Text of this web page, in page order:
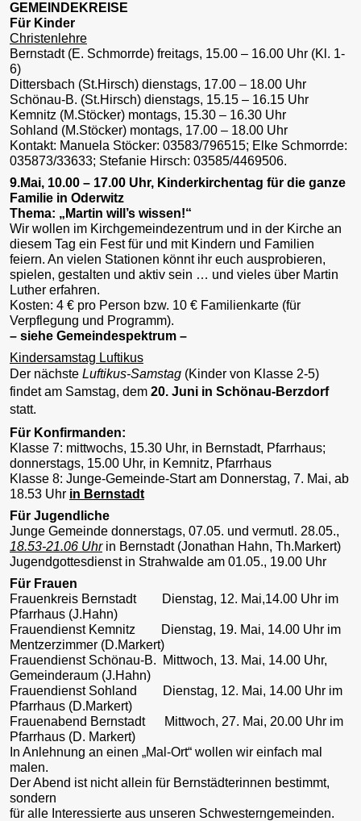
GEMEINDEKREISE
Für Kinder
Christenlehre
Bernstadt (E. Schmorrde) freitags, 15.00 – 16.00 Uhr (Kl. 1-
6)
Dittersbach (St.Hirsch) dienstags, 17.00 – 18.00 Uhr
Schönau-B. (St.Hirsch) dienstags, 15.15 – 16.15 Uhr
Kemnitz (M.Stöcker) montags, 15.30 – 16.30 Uhr
Sohland (M.Stöcker) montags, 17.00 – 18.00 Uhr
Kontakt: Manuela Stöcker: 03583/796515; Elke Schmorrde:
035873/33633; Stefanie Hirsch: 03585/4469506.
9.Mai, 10.00 – 17.00 Uhr, Kinderkirchentag für die ganze
Familie in Oderwitz
Thema: „Martin will’s wissen!“
Wir wollen im Kirchgemeindezentrum und in der Kirche an
diesem Tag ein Fest für und mit Kindern und Familien
feiern. An vielen Stationen könnt ihr euch ausprobieren,
spielen, gestalten und aktiv sein … und vieles über Martin
Luther erfahren.
Kosten: 4 € pro Person bzw. 10 € Familienkarte (für
Verpflegung und Programm).
– siehe Gemeindespektrum –
Kindersamstag Luftikus
Der nächste Luftikus-Samstag (Kinder von Klasse 2-5)
findet am Samstag, dem 20. Juni in Schönau-Berzdorf
statt.
Für Konfirmanden:
Klasse 7: mittwochs, 15.30 Uhr, in Bernstadt, Pfarrhaus;
donnerstags, 15.00 Uhr, in Kemnitz, Pfarrhaus
Klasse 8: Junge-Gemeinde-Start am Donnerstag, 7. Mai, ab
18.53 Uhr in Bernstadt
Für Jugendliche
Junge Gemeinde donnerstags, 07.05. und vermutl. 28.05.,
18.53-21.06 Uhrin Bernstadt (Jonathan Hahn, Th.Markert)
Jugendgottesdienst in Strahwalde am 01.05., 19.00 Uhr
Für Frauen
Frauenkreis Bernstadt Dienstag, 12. Mai,14.00 Uhr im
Pfarrhaus (J.Hahn)
Frauendienst Kemnitz Dienstag, 19. Mai, 14.00 Uhr im
Mentzerzimmer (D.Markert)
Frauendienst Schönau-B. Mittwoch, 13. Mai, 14.00 Uhr,
Gemeinderaum (J.Hahn)
Frauendienst Sohland Dienstag, 12. Mai, 14.00 Uhr im
Pfarrhaus (D.Markert)
Frauenabend Bernstadt Mittwoch, 27. Mai, 20.00 Uhr im
Pfarrhaus (D. Markert)
In Anlehnung an einen „Mal-Ort“ wollen wir einfach mal
malen.
Der Abend ist nicht allein für Bernstädterinnen bestimmt,
sondern
für alle Interessierte aus unseren Schwesterngemeinden.